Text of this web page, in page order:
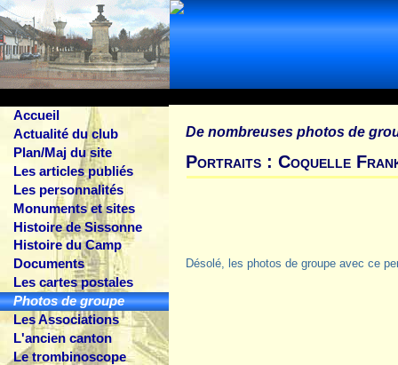
Accueil
Actualité du club
Plan/Maj du site
Les articles publiés
Les personnalités
Monuments et sites
Histoire de Sissonne
Histoire du Camp
Documents
Les cartes postales
Photos de groupe
Les Associations
L'ancien canton
Le trombinoscope
De nombreuses photos de
Portraits : Coquelle
Désolé, les photos de groupe avec ce